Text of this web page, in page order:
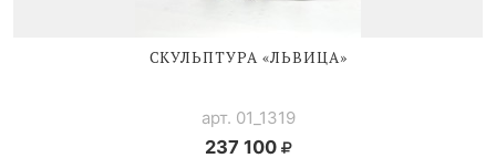
СКУЛЬПТУРА «ЛЬВИЦА»
арт. 01_1319
237 100